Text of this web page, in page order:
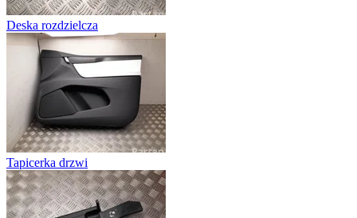
Deska rozdzielcza
Tapicerka drzwi